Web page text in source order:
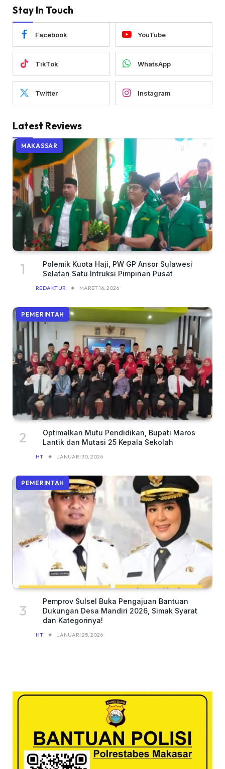
Stay In Touch
Facebook YouTube
TikTok WhatsApp
Twitter Instagram
Latest Reviews
MAKASSAR
Polemik Kuota Haji, PW GP Ansor Sulawesi
Selatan Satu Intruksi Pimpinan Pusat
REDAKTUR MARET 16, 2026
PEMERINTAH
Optimalkan Mutu Pendidikan, Bupati Maros
Lantik dan Mutasi 25 Kepala Sekolah
HT JANUARI 30, 2026
PEMERINTAH
Pemprov Sulsel Buka Pengajuan Bantuan
Dukungan Desa Mandiri 2026, Simak Syarat
dan Kategorinya!
HT JANUARI 25, 2026